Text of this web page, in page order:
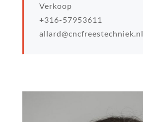
Verkoop
+316-57953611
allard@cncfreestechniek.nl